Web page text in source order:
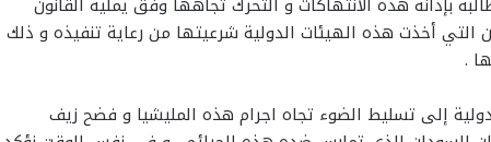
التي أخذت هذه الهيئات الدولية شرعيتها من رعاية تنفيذه و ذلك
.
إلى تسليط الضوء تجاه اجرام هذه المليشيا و فضح زيف